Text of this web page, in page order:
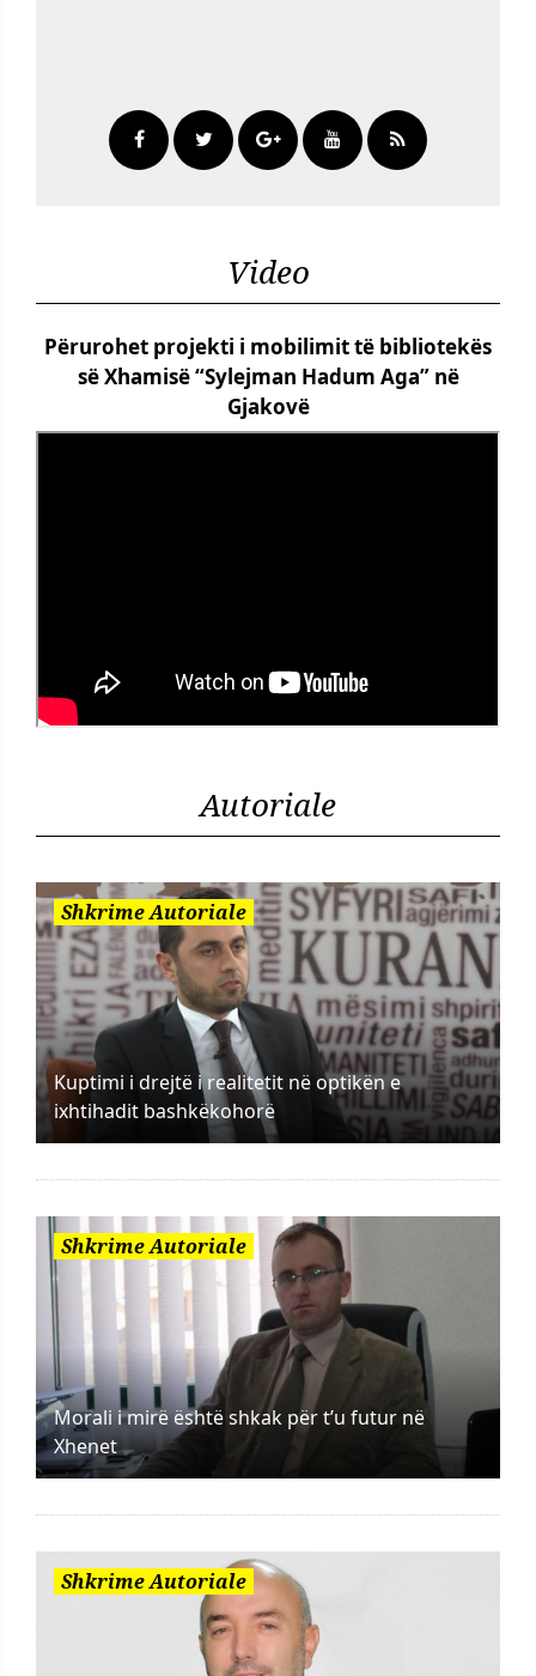
Video
Përurohet projekti i mobilimit të bibliotekës
së Xhamisë “Sylejman Hadum Aga” në
Gjakovë
Autoriale
Shkrime Autoriale
Kuptimi i drejtë i realitetit në optikën e
ixhtihadit bashkëkohorë
Shkrime Autoriale
Morali i mirë është shkak për t’u futur në
Xhenet
Shkrime Autoriale